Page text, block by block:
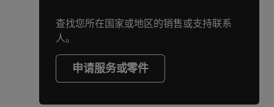
查找您所在国家或地区的销售或支持联系
人。
申请服务或零件